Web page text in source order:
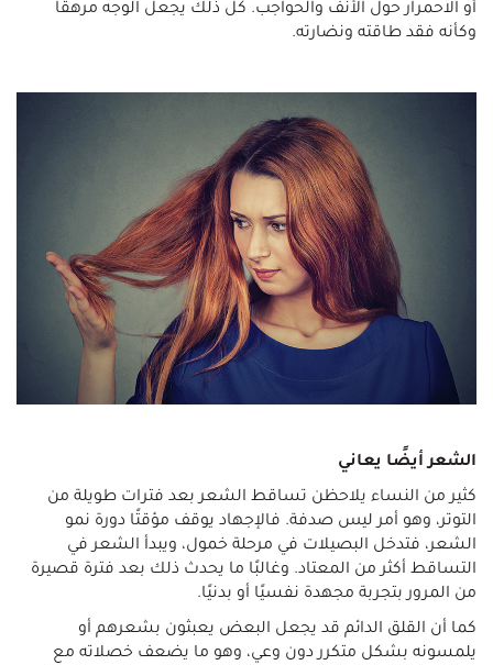
أو الاحمرار حول الأنف والحواجب. كل ذلك يجعل الوجه مرهقًا
وكأنه فقد طاقته ونضارته.
الشعر أيضًا يعاني
كثير من النساء يلاحظن تساقط الشعر بعد فترات طويلة من
التوتر، وهو أمر ليس صدفة. فالإجهاد يوقف مؤقتًا دورة نمو
الشعر، فتدخل البصيلات في مرحلة خمول، ويبدأ الشعر في
التساقط أكثر من المعتاد. وغالبًا ما يحدث ذلك بعد فترة قصيرة
من المرور بتجربة مجهدة نفسيًا أو بدنيًا.
كما أن القلق الدائم قد يجعل البعض يعبثون بشعرهم أو
يلمسونه بشكل متكرر دون وعي، وهو ما يضعف خصلاته مع